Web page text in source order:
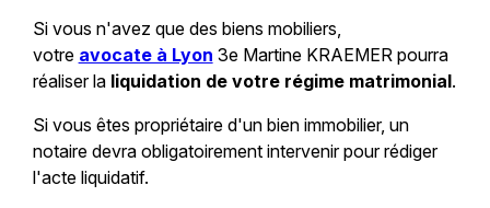
Si vous n'avez que des biens mobiliers,
votre avocate à Lyon 3e Martine KRAEMER pourra
réaliser la liquidation de votre régime matrimonial.
Si vous êtes propriétaire d'un bien immobilier, un
notaire devra obligatoirement intervenir pour rédiger
l'acte liquidatif.